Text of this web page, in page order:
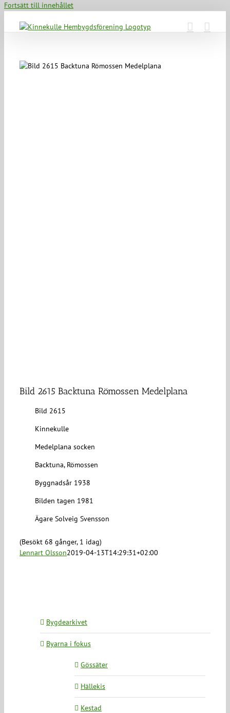
Fortsätt till innehållet
Bild 2615 Backtuna Römossen Medelplana
Bild 2615
Kinnekulle
Medelplana socken
Backtuna, Römossen
Byggnadsår 1938
Bilden tagen 1981
Ägare Solveig Svensson
(Besökt 68 gånger, 1 idag)
Lennart Olsson2019-04-13T14:29:31+02:00
Bygdearkivet
Byarna i fokus
Gössäter
Hällekis
Kestad